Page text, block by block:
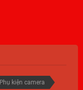
Phụ kiện camera